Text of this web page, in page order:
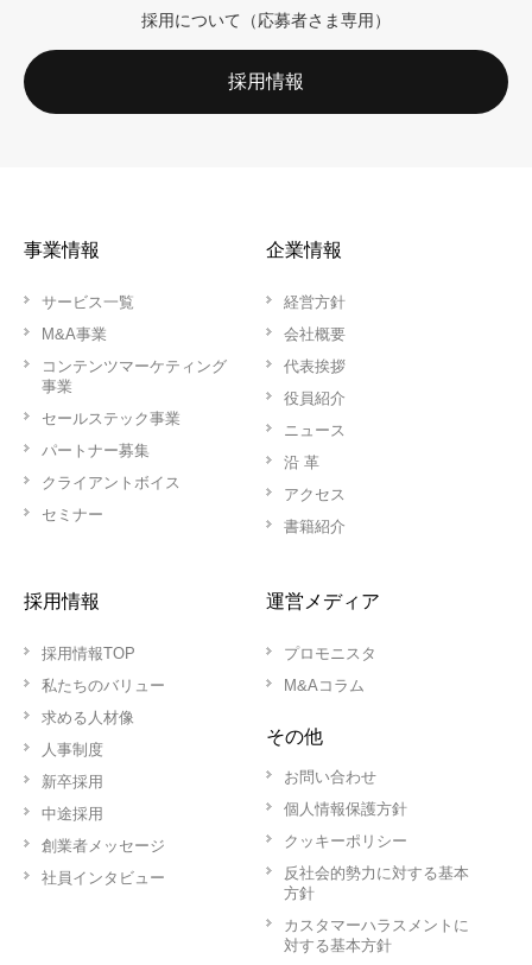
採用について（応募者さま専用）
採用情報
事業情報
サービス一覧
M&A事業
コンテンツマーケティング
事業
セールステック事業
パートナー募集
クライアントボイス
セミナー
企業情報
経営方針
会社概要
代表挨拶
役員紹介
ニュース
沿 革
アクセス
書籍紹介
採用情報
採用情報TOP
私たちのバリュー
求める人材像
人事制度
新卒採用
中途採用
創業者メッセージ
社員インタビュー
運営メディア
プロモニスタ
M&Aコラム
その他
お問い合わせ
個人情報保護方針
クッキーポリシー
反社会的勢力に対する基本
方針
カスタマーハラスメントに
対する基本方針